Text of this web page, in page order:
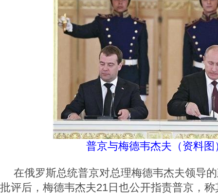
普京与梅德韦杰夫（资料图
在俄罗斯总统普京对总理梅德韦杰夫领导
批评后，梅德韦杰夫21日也公开指责普京，